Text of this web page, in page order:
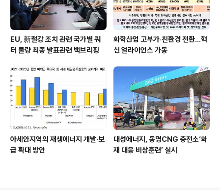
EU, 新철강 조치 관련 국가별 쿼
터 물량 최종 발표관련 백브리핑
화학산업 고부가‧친환경 전환…혁
신 얼라이언스 가동
아세안지역의 재생에너지 개발·보
급 확대 방안
대성에너지, 동명CNG 충전소‘화
재 대응 비상훈련’ 실시